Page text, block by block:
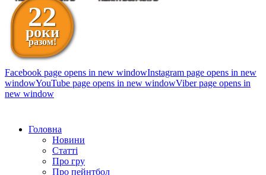
22
роки
разом!
Facebook page opens in new windowInstagram page opens in new
windowYouTube page opens in new windowViber page opens in
new window
Головна
Новини
Статті
Про гру
Про пейнтбол